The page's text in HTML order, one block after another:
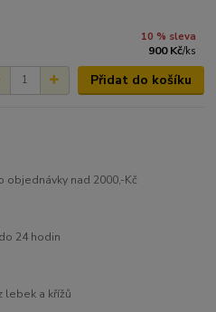
10 % sleva
900 Kč/ks
Přidat do košíku
objednávky nad 2000,-Kč
24 hodin
lebek a křížů